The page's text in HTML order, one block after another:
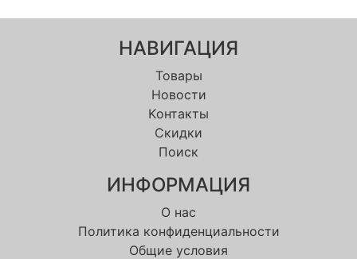
НАВИГАЦИЯ
Товары
Новости
Kонтакты
Скидки
Поиск
ИНФОРМАЦИЯ
О нас
Политика конфиденциальности
Общие условия